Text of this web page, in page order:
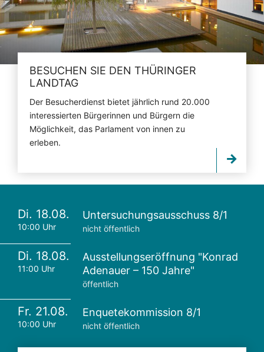
BESUCHEN SIE DEN THÜRINGER
LANDTAG
Der Besucherdienst bietet jährlich rund 20.000
interessierten Bürgerinnen und Bürgern die
Möglichkeit, das Parlament von innen zu
erleben.
Di. 18.08.
10:00 Uhr
Untersuchungsausschuss 8/1
nicht öffentlich
Di. 18.08.
11:00 Uhr
Ausstellungseröffnung "Konrad
Adenauer – 150 Jahre"
öffentlich
Fr. 21.08.
10:00 Uhr
Enquetekommission 8/1
nicht öffentlich